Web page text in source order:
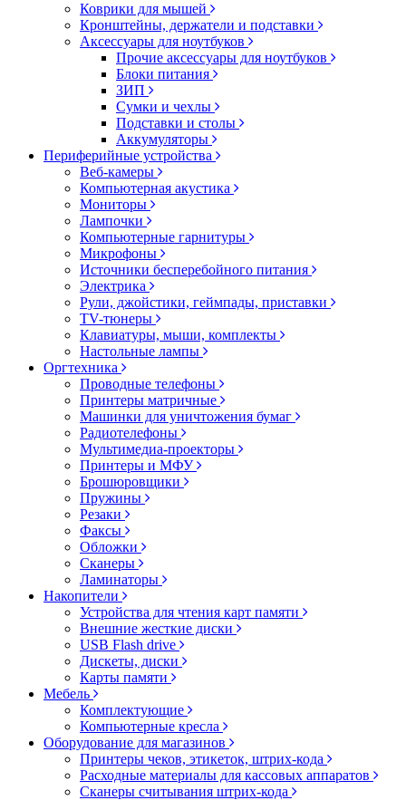
Коврики для мышей
Кронштейны, держатели и подставки
Аксессуары для ноутбуков
Прочие аксессуары для ноутбуков
Блоки питания
ЗИП
Сумки и чехлы
Подставки и столы
Аккумуляторы
Периферийные устройства
Веб-камеры
Компьютерная акустика
Мониторы
Лампочки
Компьютерные гарнитуры
Микрофоны
Источники бесперебойного питания
Электрика
Рули, джойстики, геймпады, приставки
TV-тюнеры
Клавиатуры, мыши, комплекты
Настольные лампы
Оргтехника
Проводные телефоны
Принтеры матричные
Машинки для уничтожения бумаг
Радиотелефоны
Мультимедиа-проекторы
Принтеры и МФУ
Брошюровщики
Пружины
Резаки
Факсы
Обложки
Сканеры
Ламинаторы
Накопители
Устройства для чтения карт памяти
Внешние жесткие диски
USB Flash drive
Дискеты, диски
Карты памяти
Мебель
Комплектующие
Компьютерные кресла
Оборудование для магазинов
Принтеры чеков, этикеток, штрих-кода
Расходные материалы для кассовых аппаратов
Сканеры считывания штрих-кода